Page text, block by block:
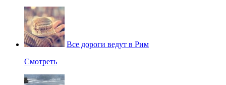
Все дороги ведут в Рим
Смотреть